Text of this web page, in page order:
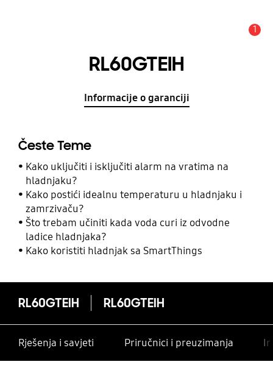
1
RL60GTEIH
Informacije o garanciji
Česte Teme
Kako uključiti i isključiti alarm na vratima na
hladnjaku?
Kako postići idealnu temperaturu u hladnjaku i
zamrzivaču?
Što trebam učiniti kada voda curi iz odvodne
ladice hladnjaka?
Kako koristiti hladnjak sa SmartThings
RL60GTEIH RL60GTEIH
Rješenja i savjeti Priručnici i preuzimanja